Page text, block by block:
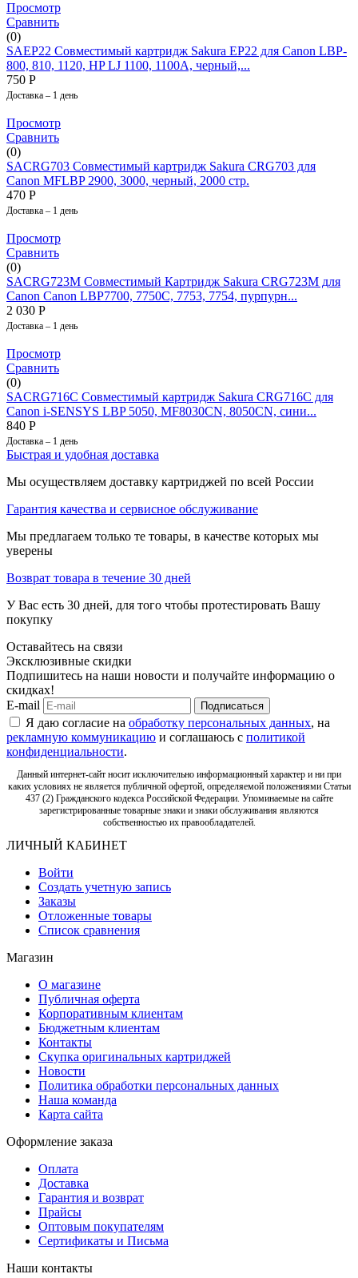
Просмотр
Сравнить
(0)
SAEP22 Совместимый картридж Sakura EP22 для Canon LBP-
800, 810, 1120, HP LJ 1100, 1100A, черный,...
750 Р
Доставка – 1 день
Просмотр
Сравнить
(0)
SACRG703 Совместимый картридж Sakura CRG703 для
Canon MFLBP 2900, 3000, черный, 2000 стр.
470 Р
Доставка – 1 день
Просмотр
Сравнить
(0)
SACRG723M Совместимый Картридж Sakura CRG723M для
Canon Canon LBP7700, 7750C, 7753, 7754, пурпурн...
2 030 Р
Доставка – 1 день
Просмотр
Сравнить
(0)
SACRG716C Совместимый картридж Sakura CRG716C для
Canon i-SENSYS LBP 5050, MF8030CN, 8050CN, сини...
840 Р
Доставка – 1 день
Быстрая и удобная доставка
Мы осуществляем доставку картриджей по всей России
Гарантия качества и сервисное обслуживание
Мы предлагаем только те товары, в качестве которых мы
уверены
Возврат товара в течение 30 дней
У Вас есть 30 дней, для того чтобы протестировать Вашу
покупку
Оставайтесь на связи
Эксклюзивные скидки
Подпишитесь на наши новости и получайте информацию о
скидках!
E-mail
Подписаться
Я даю согласие на обработку персональных данных, на
рекламную коммуникацию и соглашаюсь с политикой
конфиденциальности.
Данный интернет-сайт носит исключительно информационный характер и ни при
каких условиях не является публичной офертой, определяемой положениями Статьи
437 (2) Гражданского кодекса Российской Федерации. Упоминаемые на сайте
зарегистрированные товарные знаки и знаки обслуживания являются
собственностью их правообладателей.
ЛИЧНЫЙ КАБИНЕТ
Войти
Создать учетную запись
Заказы
Отложенные товары
Список сравнения
Магазин
О магазине
Публичная оферта
Корпоративным клиентам
Бюджетным клиентам
Контакты
Скупка оригинальных картриджей
Новости
Политика обработки персональных данных
Наша команда
Карта сайта
Оформление заказа
Оплата
Доставка
Гарантия и возврат
Прайсы
Оптовым покупателям
Сертификаты и Письма
Наши контакты